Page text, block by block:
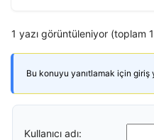
1 yazı görüntüleniyor (toplam
Bu konuyu yanıtlamak için giriş
Kullanıcı adı: